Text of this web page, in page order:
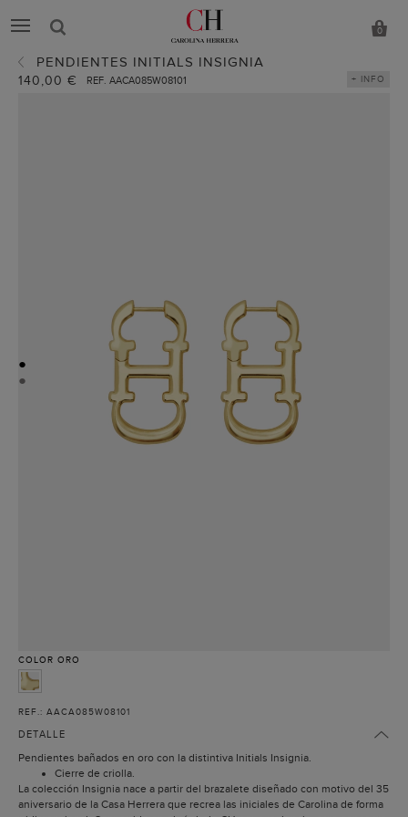
0
PENDIENTES INITIALS INSIGNIA
140,00 € REF. AACA085W08101 + INFO
●
●
COLOR ORO
REF.: AACA085W08101
DETALLE
Pendientes bañados en oro con la distintiva Initials Insignia.
Cierre de criolla.
La colección Insignia nace a partir del brazalete diseñado con motivo del 35
aniversario de la Casa Herrera que recrea las iniciales de Carolina de forma